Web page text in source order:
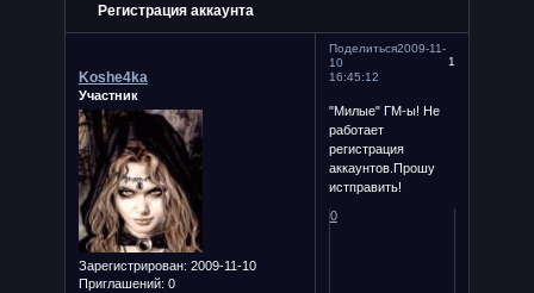
Регистрация аккаунта
Поделиться
1
2009-11-
10
16:45:12
Koshe4ka
Участник
Зарегистрирован: 2009-11-10
Приглашений: 0
"Милые" ГМ-ы! Не
работает
регистрация
аккаунтов.Прошу
истправить!
0